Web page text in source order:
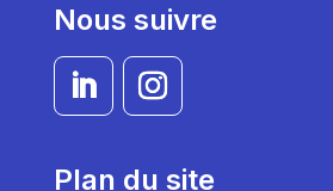
Nous suivre
Plan du site